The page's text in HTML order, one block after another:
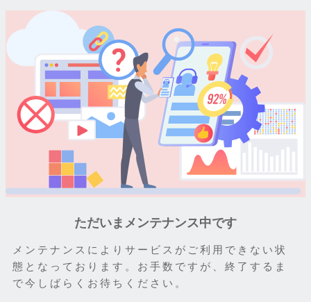
ただいまメンテナンス中です
メンテナンスによりサービスがご利用できない状
態となっております。お手数ですが、終了するま
で今しばらくお待ちください。